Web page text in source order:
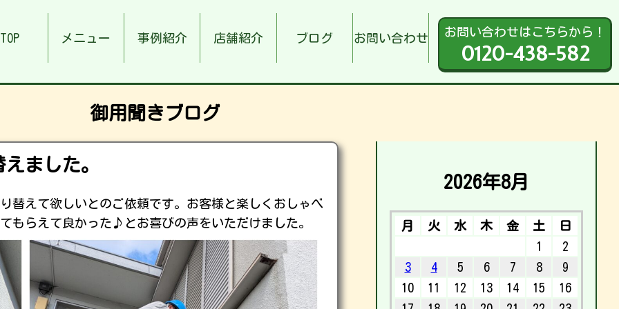
TOP メニュー 事例紹介 店舗紹介 ブログ お問い合わせ お問い合わせはこちらから！
0120-438-582
御用聞きブログ
ました。
替えて欲しいとのご依頼です。お客様と楽しくおしゃべ
もらえて良かった♪とお喜びの声をいただけました。
2026年8月
月 火 水 木 金 土
日
1
2
3
4 5 6 7 8
9
10
11 12 13 14 15
16